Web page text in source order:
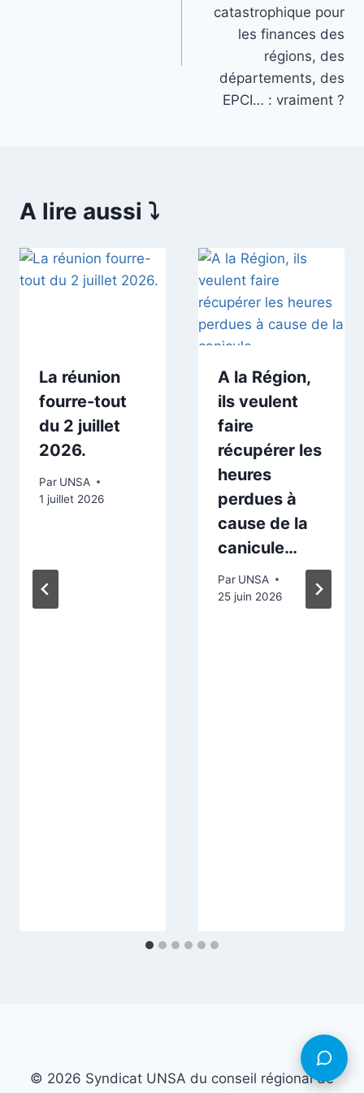
catastrophique pour
les finances des
régions, des
départements, des
EPCI… : vraiment ?
A lire aussi ⤵️
La réunion
fourre-tout
du 2 juillet
2026.
Par UNSA
1 juillet 2026
A la Région,
ils veulent
faire
récupérer les
heures
perdues à
cause de la
canicule…
Par UNSA
25 juin 2026
© 2026 Syndicat UNSA du conseil régional de